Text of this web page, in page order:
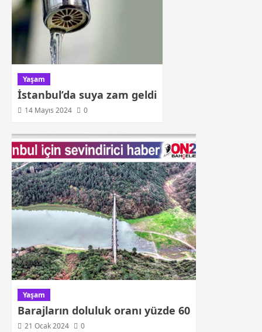
Yaşam
İstanbul’da suya zam geldi
14 Mayıs 2024 0
Yaşam
Barajların doluluk oranı yüzde 60
21 Ocak 2024 0